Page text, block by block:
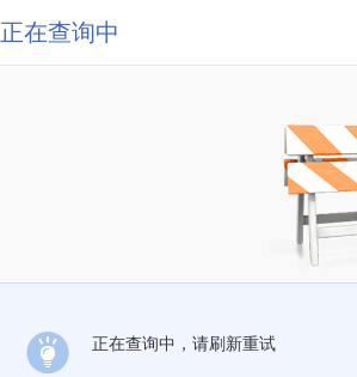
正在查询中
正在查询中，请刷新重试